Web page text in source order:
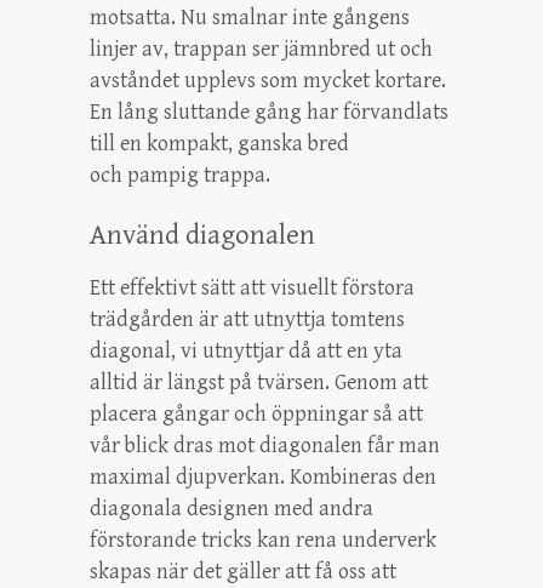
motsatta. Nu smalnar inte gångens
linjer av, trappan ser jämnbred ut och
avståndet upplevs som mycket kortare.
En lång sluttande gång har förvandlats
till en kompakt, ganska bred
och pampig trappa.
Använd diagonalen
Ett effektivt sätt att visuellt förstora
trädgården är att utnyttja tomtens
diagonal, vi utnyttjar då att en yta
alltid är längst på tvärsen. Genom att
placera gångar och öppningar så att
vår blick dras mot diagonalen får man
maximal djupverkan. Kombineras den
diagonala designen med andra
förstorande tricks kan rena underverk
skapas när det gäller att få oss att